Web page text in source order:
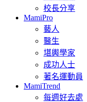
校長分享
MamiPro
藝人
醫生
堪輿學家
成功人士
著名運動員
MamiTrend
每週好去處